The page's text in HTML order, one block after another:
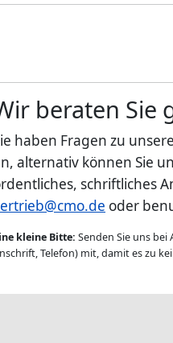
beraten Sie
haben Fragen zu
alternativ können Sie
schriftliches
oder
kleine Bitte: Senden Sie uns
Telefon) mit, damit es zu